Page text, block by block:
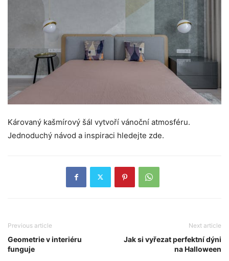
Károvaný kašmírový šál vytvoří vánoční atmosféru.
Jednoduchý návod a inspiraci hledejte zde.
Previous article
Geometrie v interiéru
funguje
Next article
Jak si vyřezat perfektní dýni
na Halloween